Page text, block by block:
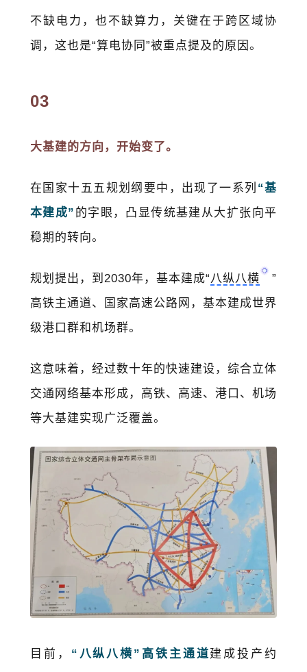
不缺电力，也不缺算力，关键在于跨区域协
调，这也是“算电协同”被重点提及的原因。
03
大基建的方向，开始变了。
在国家十五五规划纲要中，出现了一系列 “基
本建成” 的字眼，凸显传统基建从大扩张向平
稳期的转向。
规划提出，到2030年，基本建成“ 八纵八横
”
高铁主通道、国家高速公路网，基本建成世界
级港口群和机场群。
这意味着，经过数十年的快速建设，综合立体
交通网络基本形成，高铁、高速、港口、机场
等大基建实现广泛覆盖。
目前， “八纵八横”高铁主通道建成投产约